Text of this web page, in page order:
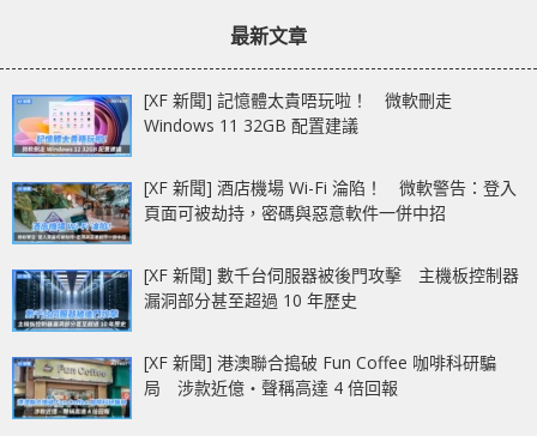
最新文章
[XF 新聞] 記憶體太貴唔玩啦！ 微軟刪走
Windows 11 32GB 配置建議
[XF 新聞] 酒店機場 Wi-Fi 淪陷！ 微軟警告：登入
頁面可被劫持，密碼與惡意軟件一併中招
[XF 新聞] 數千台伺服器被後門攻擊 主機板控制器
漏洞部分甚至超過 10 年歷史
[XF 新聞] 港澳聯合搗破 Fun Coffee 咖啡科研騙
局 涉款近億‧聲稱高達 4 倍回報